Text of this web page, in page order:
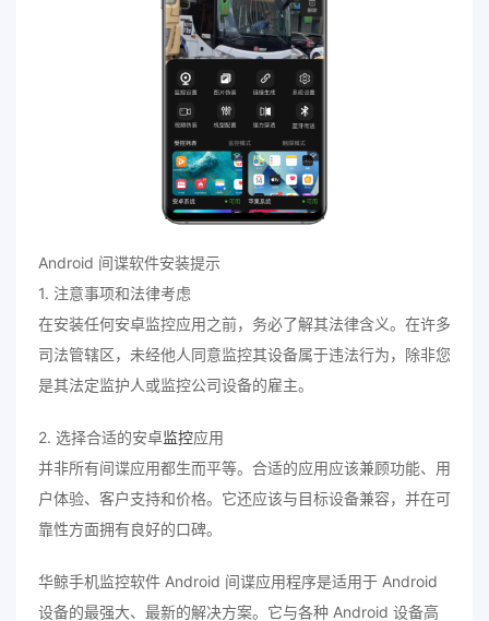
Android 间谍软件安装提示
1. 注意事项和法律考虑
在安装任何安卓监控应用之前，务必了解其法律含义。在许多
司法管辖区，未经他人同意监控其设备属于违法行为，除非您
是其法定监护人或监控公司设备的雇主。
2. 选择合适的安卓监控应用
并非所有间谍应用都生而平等。合适的应用应该兼顾功能、用
户体验、客户支持和价格。它还应该与目标设备兼容，并在可
靠性方面拥有良好的口碑。
华鲸手机监控软件 Android 间谍应用程序是适用于 Android
设备的最强大、最新的解决方案。它与各种 Android 设备高